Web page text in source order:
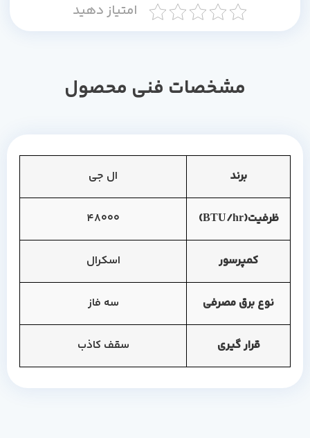
امتیاز دهید
مشخصات فنی محصول
ال جی
ظرفیت(BTU/hr) 48000
کمپرسور اسکرال
نوع برق مصرفی سه فاز
قرار گیری سقف کاذب